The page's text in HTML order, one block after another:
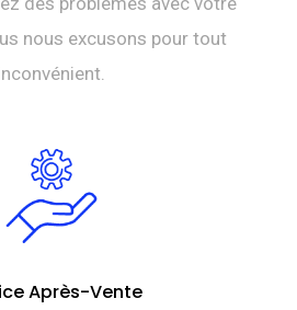
nous excusons pour tout
Après-Vente